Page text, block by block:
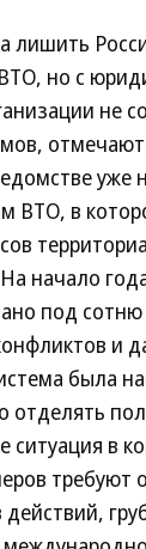
лишить
но с
не
уже
ВТО, в
начало
под сотню
и
была
отделять
ситуация в
требуют
действий,